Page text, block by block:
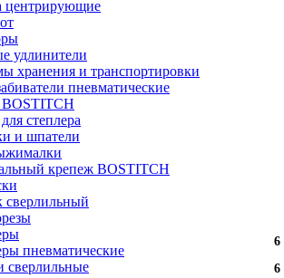
центрирующие
удлинители
хранения и транспортировки
пневматические
степлера
и шпатели
крепеж BOSTITCH
сверлильный
пневматические
сверлильные
6
6
6
6
6
6
6
6
6
6
6
6
6
6
6
6
6
6
6
6
6
6
6
6